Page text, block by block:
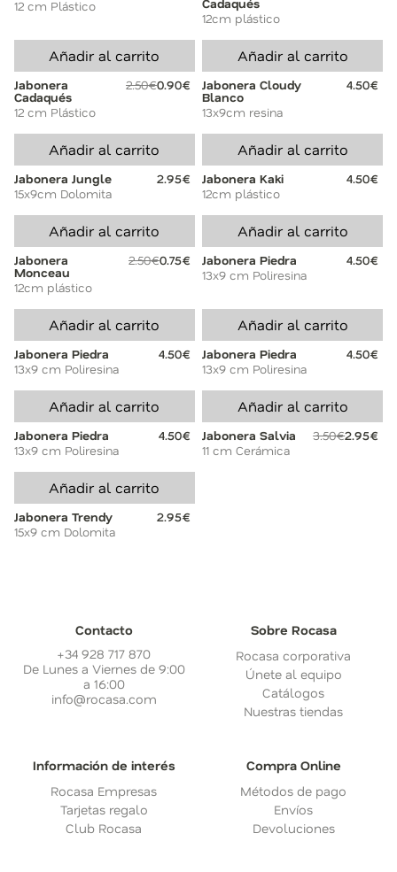
12 cm Plástico
Cadaqués
12cm plástico
Añadir al carrito
Jabonera
Cadaqués
2.50€0.90€
12 cm Plástico
Añadir al carrito
Jabonera Cloudy
Blanco
4.50€
13x9cm resina
Añadir al carrito
Jabonera Jungle
2.95€
15x9cm Dolomita
Añadir al carrito
Jabonera Kaki
4.50€
12cm plástico
Añadir al carrito
Jabonera
Monceau
2.50€0.75€
12cm plástico
Añadir al carrito
Jabonera Piedra
4.50€
13x9 cm Poliresina
Añadir al carrito
Jabonera Piedra
4.50€
13x9 cm Poliresina
Añadir al carrito
Jabonera Piedra
4.50€
13x9 cm Poliresina
Añadir al carrito
Jabonera Piedra
4.50€
13x9 cm Poliresina
Añadir al carrito
Jabonera Salvia 3.50€2.95€
11 cm Cerámica
Añadir al carrito
Jabonera Trendy
2.95€
15x9 cm Dolomita
Contacto
+34 928 717 870
De Lunes a Viernes de 9:00
a 16:00
info@rocasa.com
Sobre Rocasa
Rocasa corporativa
Únete al equipo
Catálogos
Nuestras tiendas
Información de interés
Rocasa Empresas
Tarjetas regalo
Club Rocasa
Compra Online
Métodos de pago
Envíos
Devoluciones